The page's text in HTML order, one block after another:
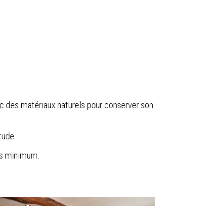
matériaux naturels pour conserver son
minimum.